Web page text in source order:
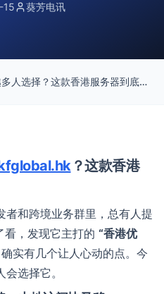
15 葵芳电讯
人选择？这款香港服务器到底香
？这款香港
者和跨境业务群里，总有人提
看，发现它主打的 “香港优
实有几个让人心动的点。今
选择它。